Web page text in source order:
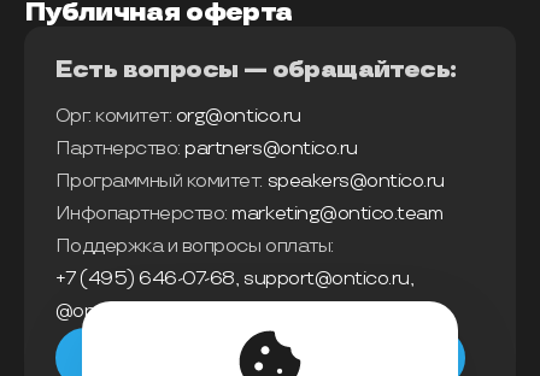
Публичная оферта
Есть вопросы — обращайтесь:
Орг. комитет: org@ontico.ru
Партнерство: partners@ontico.ru
Программный комитет: speakers@ontico.ru
Инфопартнерство: marketing@ontico.team
Поддержка и вопросы оплаты:
+7 (495) 646-07-68, support@ontico.ru,
@ontico_support
Мы в телеграм